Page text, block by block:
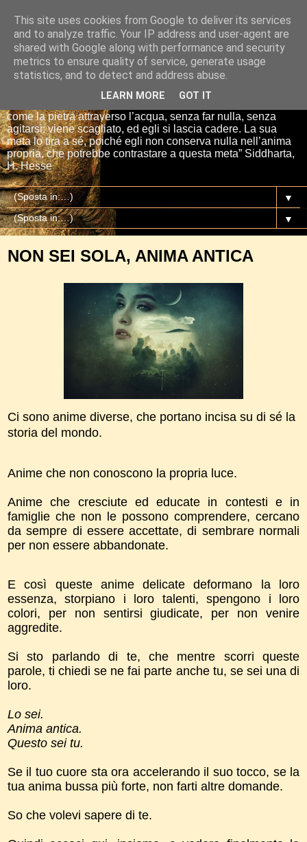
Io sono il mio Buddha
“Se tu getti una pietra nell’acqua, essa si affretta per la via
più breve fino al fondo. E così è Siddharta, quando ha una
meta, un proposito. Siddharta non fa nulla. Siddharta pensa,
come la pietra attraverso l’acqua, senza far nulla, senza
agitarsi: viene scagliato, ed egli si lascia cadere. La sua
meta lo tira a sé, poiché egli non conserva nulla nell’anima
propria, che potrebbe contrastare a questa meta” Siddharta,
H. Hesse
▼
▼
NON SEI SOLA, ANIMA ANTICA
Ci sono anime diverse, che portano incisa su di sé la
storia del mondo.
Anime che non conoscono la propria luce.
Anime che cresciute ed educate in contesti e in
famiglie che non le possono comprendere, cercano
da sempre di essere accettate, di sembrare normali
per non essere abbandonate.
E così queste anime delicate deformano la loro
essenza, storpiano i loro talenti, spengono i loro
colori, per non sentirsi giudicate, per non venire
aggredite.
Si sto parlando di te, che mentre scorri queste
parole, ti chiedi se ne fai parte anche tu, se sei una di
loro.
Lo sei.
Anima antica.
Questo sei tu.
Se il tuo cuore sta ora accelerando il suo tocco, se la
tua anima bussa più forte, non farti altre domande.
So che volevi sapere di te.
This site uses cookies from Google to deliver its services
and to analyze traffic. Your IP address and user-agent are
shared with Google along with performance and security
metrics to ensure quality of service, generate usage
statistics, and to detect and address abuse.
LEARN MORE GOT IT